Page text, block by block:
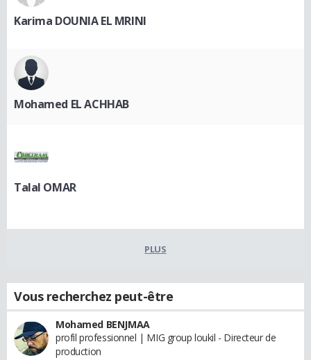
Karima DOUNIA EL MRINI
Mohamed EL ACHHAB
Talal OMAR
PLUS
Vous recherchez peut-être
Mohamed BENJMAA
profil professionnel | MIG group loukil - Directeur de
production